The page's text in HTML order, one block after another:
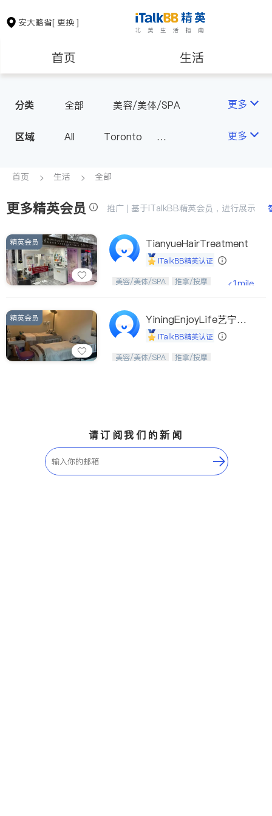
安大略省[ 更换 ]
首页 生活
保险理财
银行贷款
建筑装修
分类 全部 美容/美体/SPA 更多
区域 All
Toronto
Scarborough
North York
Thornhill
Brampton
Kitchener
Newmarket
Etobicoke
Stouffville
Maple
Waterloo
Guelph
Burlington
Ajax
Port Perry
King
ON - Other Cities
更多
首页 生活 全部
更多精英会员 推广 | 基于iTalkBB精英会员，进行展示
精英会员 TianyueHairTreatment
iTalkBB精英认证
美，从头开始；松弛，从艺美开始。
美容/美体/SPA 推拿/按摩 <1mile
精英会员
YiningEnjoyLife艺宁生
活馆iTalkBB精英认证
从头开始，焕醒生活之美。
美容/美体/SPA 推拿/按摩
请订阅我们的新闻